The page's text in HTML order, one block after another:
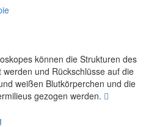
können die Strukturen des
und Rückschlüsse auf die
weißen Blutkörperchen und die
gezogen werden.